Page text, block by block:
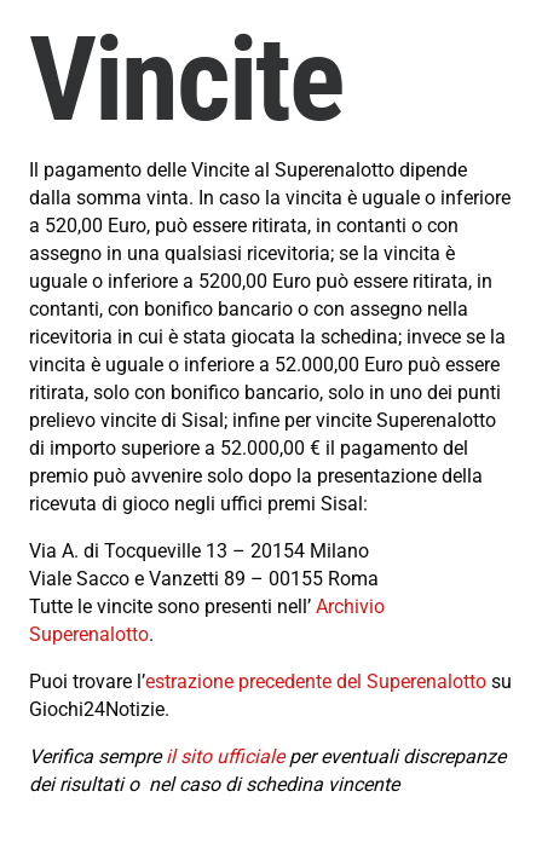
Vincite
Il pagamento delle Vincite al Superenalotto dipende
dalla somma vinta. In caso la vincita è uguale o inferiore
a 520,00 Euro, può essere ritirata, in contanti o con
assegno in una qualsiasi ricevitoria; se la vincita è
uguale o inferiore a 5200,00 Euro può essere ritirata, in
contanti, con bonifico bancario o con assegno nella
ricevitoria in cui è stata giocata la schedina; invece se la
vincita è uguale o inferiore a 52.000,00 Euro può essere
ritirata, solo con bonifico bancario, solo in uno dei punti
prelievo vincite di Sisal; infine per vincite Superenalotto
di importo superiore a 52.000,00 € il pagamento del
premio può avvenire solo dopo la presentazione della
ricevuta di gioco negli uffici premi Sisal:
Via A. di Tocqueville 13 – 20154 Milano
Viale Sacco e Vanzetti 89 – 00155 Roma
Tutte le vincite sono presenti nell’ Archivio
Superenalotto.
Puoi trovare l’estrazione precedente del Superenalotto su
Giochi24Notizie.
Verifica sempreil sito ufficialeper eventuali discrepanze
dei risultati o nel caso di schedina vincente